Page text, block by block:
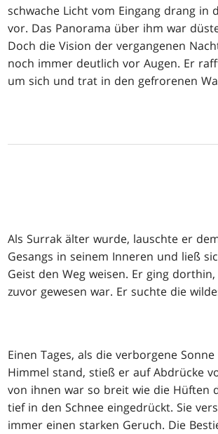
schwache Licht vom Eingang drang in
vor. Das Panorama über ihm war
Doch die Vision der vergangenen
noch immer deutlich vor Augen. Er
um sich und trat in den gefrorenen
Als Surrak älter wurde, lauschte er
Gesangs in seinem Inneren und ließ
Geist den Weg weisen. Er ging
zuvor gewesen war. Er suchte die
Einen Tages, als die verborgene
Himmel stand, stieß er auf Abdrücke
von ihnen war so breit wie die Hüften
tief in den Schnee eingedrückt. Sie
immer einen starken Geruch. Die